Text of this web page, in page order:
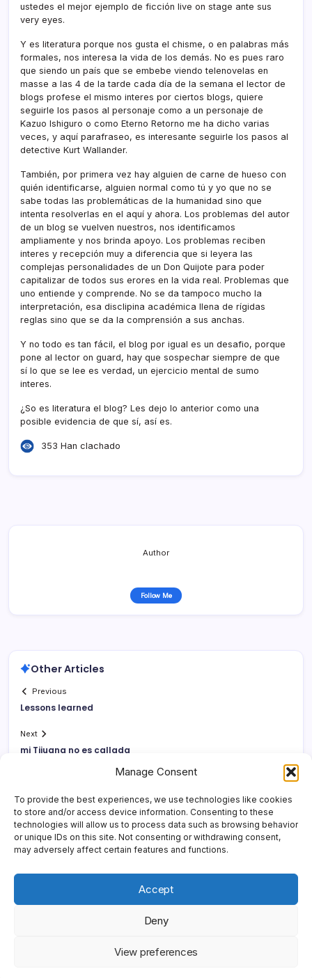
Manage Consent
To provide the best experiences, we use technologies like cookies
to store and/or access device information. Consenting to these
technologies will allow us to process data such as browsing behavior
or unique IDs on this site. Not consenting or withdrawing consent,
may adversely affect certain features and functions.
Accept
Deny
View preferences
ustedes el mejor ejemplo de ficción live on stage ante sus
very eyes.
Y es literatura porque nos gusta el chisme, o en palabras más
formales, nos interesa la vida de los demás. No es pues raro
que siendo un paí­s que se embebe viendo telenovelas en
masse a las 4 de la tarde cada dí­a de la semana el lector de
blogs profese el mismo interes por ciertos blogs, quiere
seguirle los pasos al personaje como a un personaje de
Kazuo Ishiguro o como Eterno Retorno me ha dicho varias
veces, y aquí­ parafraseo, es interesante seguirle los pasos al
detective Kurt Wallander.
También, por primera vez hay alguien de carne de hueso con
quién identificarse, alguien normal como tú y yo que no se
sabe todas las problemáticas de la humanidad sino que
intenta resolverlas en el aquí­ y ahora. Los problemas del autor
de un blog se vuelven nuestros, nos identificamos
ampliamente y nos brinda apoyo. Los problemas reciben
interes y recepción muy a diferencia que si leyera las
complejas personalidades de un Don Quijote para poder
capitalizar de todos sus erores en la vida real. Problemas que
uno entiende y comprende. No se da tampoco mucho la
interpretación, esa disclipina académica llena de rí­gidas
reglas sino que se da la comprensión a sus anchas.
Y no todo es tan fácil, el blog por igual es un desafio, porque
pone al lector on guard, hay que sospechar siempre de que
sí­ lo que se lee es verdad, un ejercicio mental de sumo
interes.
¿So es literatura el blog? Les dejo lo anterior como una
posible evidencia de que sí­, así­ es.
353 Han clachado
Author
Follow Me
Other Articles
Previous
Lessons learned
Next
mi Tijuana no es callada
Yonder Lies It. All rights reserved.